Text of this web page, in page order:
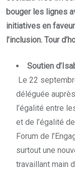
bouger les lignes
initiatives en
l’inclusion. Tour
Soutien
Le 22
déléguée
l’égalité entre
et de l’égalité
Forum de
surtout une
travaillant main